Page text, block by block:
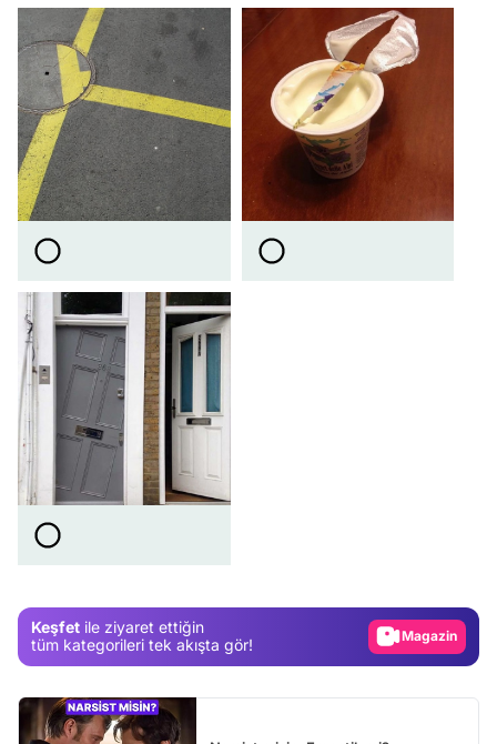
Keşfet ile ziyaret ettiğin
tüm kategorileri tek akışta gör!
Video